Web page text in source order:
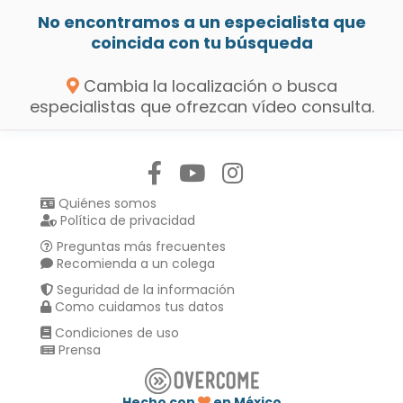
No encontramos a un especialista que
coincida con tu búsqueda
Cambia la localización o busca
especialistas que ofrezcan vídeo consulta.
Quiénes somos
Política de privacidad
Preguntas más frecuentes
Recomienda a un colega
Seguridad de la información
Como cuidamos tus datos
Condiciones de uso
Prensa